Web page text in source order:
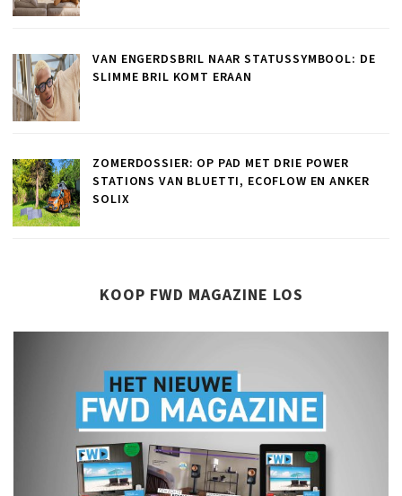
VAN ENGERDSBRIL NAAR STATUSSYMBOOL: DE
SLIMME BRIL KOMT ERAAN
ZOMERDOSSIER: OP PAD MET DRIE POWER
STATIONS VAN BLUETTI, ECOFLOW EN ANKER
SOLIX
KOOP FWD MAGAZINE LOS